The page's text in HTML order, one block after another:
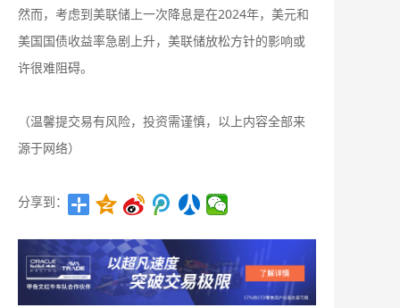
然而，考虑到美联储上一次降息是在2024年，美元和
美国国债收益率急剧上升，美联储放松方针的影响或
许很难阻碍。
（温馨提交易有风险，投资需谨慎，以上内容全部来
源于网络）
分享到：